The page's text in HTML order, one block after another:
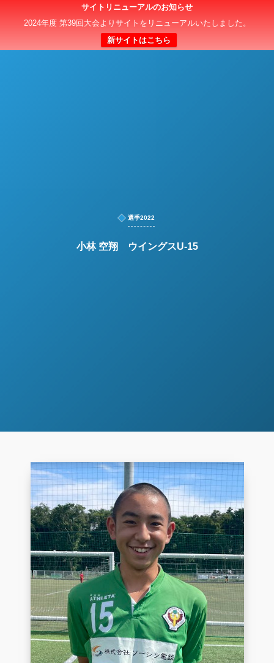
サイトリニューアルのお知らせ
2024年度 第39回大会よりサイトをリニューアルいたしました。
新サイトはこちら
日本クラブユースサッカー選手権（U-15）大会
選手2022
小林 空翔 ウイングスU-15